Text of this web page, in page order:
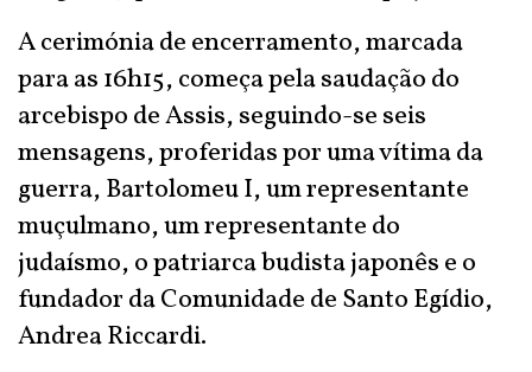
A cerimónia de encerramento, marcada
para as 16h15, começa pela saudação do
arcebispo de Assis, seguindo-se seis
mensagens, proferidas por uma vítima da
guerra, Bartolomeu I, um representante
muçulmano, um representante do
judaísmo, o patriarca budista japonês e o
fundador da Comunidade de Santo Egídio,
Andrea Riccardi.